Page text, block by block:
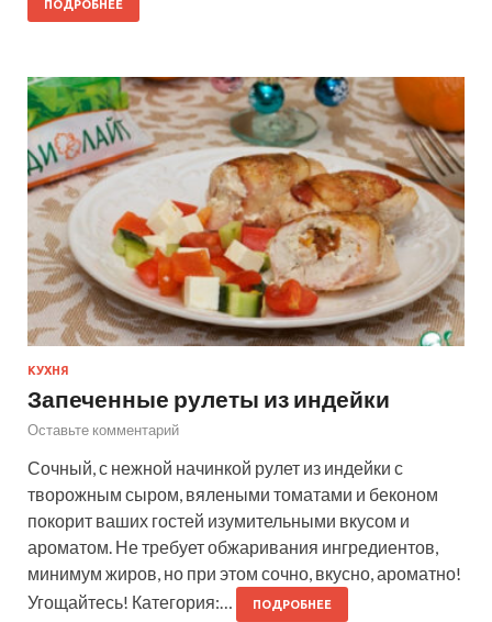
ПОДРОБНЕЕ
КУХНЯ
Запеченные рулеты из индейки
Оставьте комментарий
Сочный, с нежной начинкой рулет из индейки с
творожным сыром, вялеными томатами и беконом
покорит ваших гостей изумительными вкусом и
ароматом. Не требует обжаривания ингредиентов,
минимум жиров, но при этом сочно, вкусно, ароматно!
Угощайтесь! Категория:…
ПОДРОБНЕЕ